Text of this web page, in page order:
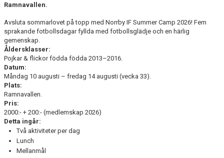
SKADOR OCH FÖRSÄKRING
UNICOACH
TABELL P19
TABELL P17
TABELL P16
TABELL P15
TABELLER LIGACUPEN
Ramnavallen.
Avsluta sommarlovet på topp med Norrby IF Summer Camp 2026! Fem
sprakande fotbollsdagar fyllda med fotbollsglädje och en härlig
gemenskap.
Åldersklasser:
Pojkar & flickor födda födda 2013–2016.
Datum:
Måndag 10 augusti – fredag 14 augusti (vecka 33).
Plats:
Ramnavallen.
Pris:
2000:- + 200:- (medlemskap 2026)
Detta ingår:
Två aktiviteter per dag
Lunch
Mellanmål